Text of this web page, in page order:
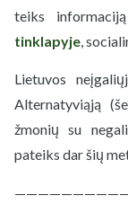
teiks
tinklapyje,
Lietuvos
Alternatyviąją
žmonių su
pateiks dar šių